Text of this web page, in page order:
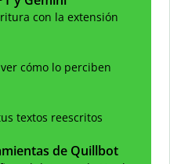
con la extensión
cómo lo perciben
textos reescritos
de Quillbot